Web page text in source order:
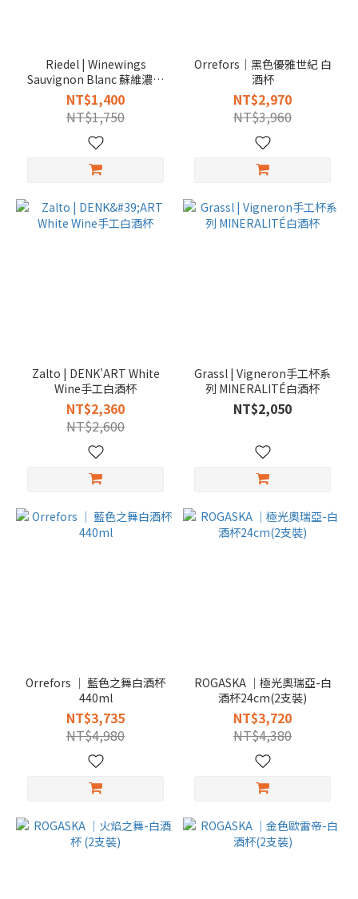
Riedel | Winewings
Sauvignon Blanc 蘇維濃白
酒杯
NT$1,400
NT$1,750
Orrefors｜黑色優雅世紀 白
酒杯
NT$2,970
NT$3,960
Zalto | DENK'ART White
Wine手工白酒杯
NT$2,360
NT$2,600
Grassl | Vigneron手工杯系
列 MINERALITÉ白酒杯
NT$2,050
Orrefors │ 藍色之舞白酒杯
440ml
NT$3,735
NT$4,980
ROGASKA │極光奧瑞亞-白
酒杯24cm(2支裝)
NT$3,720
NT$4,380